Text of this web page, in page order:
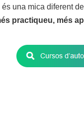
és una mica diferent
practiqueu, més